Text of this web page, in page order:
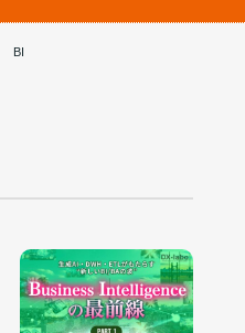
BI